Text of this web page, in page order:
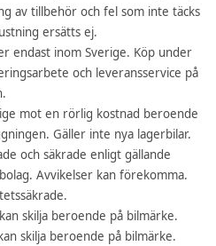
av tillbehör och fel som inte täcks
ersätts ej.
endast inom Sverige. Köp under
och leveransservice på
mot en rörlig kostnad beroende
Gäller inte nya lagerbilar.
och säkrade enligt gällande
Avvikelser kan förekomma.
skilja beroende på bilmärke.
skilja beroende på bilmärke.